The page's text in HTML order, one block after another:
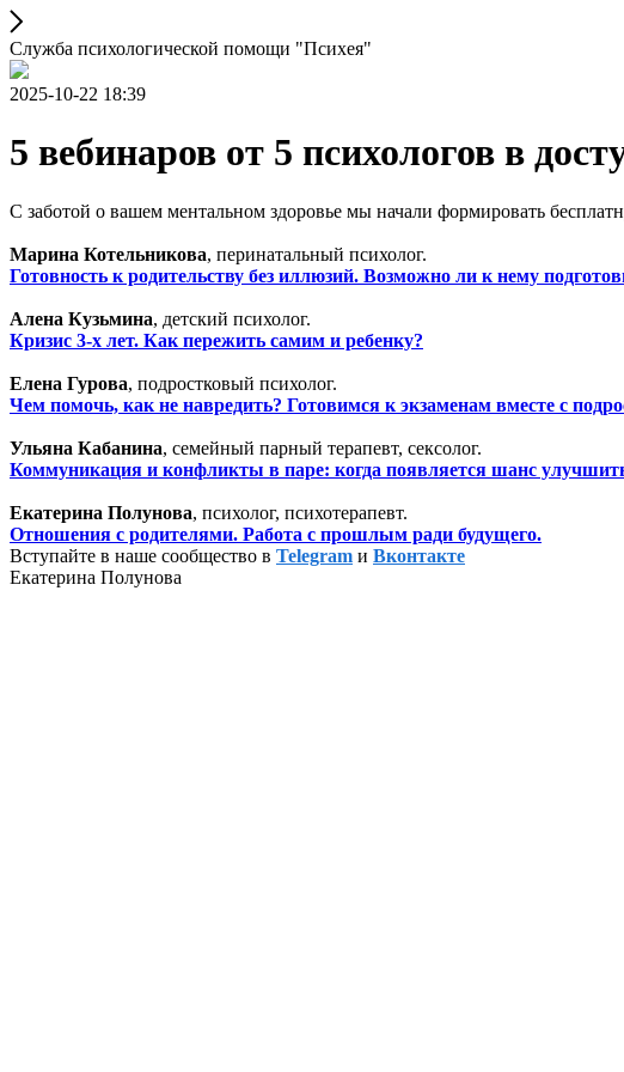
Служба психологической помощи "Психея"
2025-10-22 18:39
5 вебинаров от 5 психологов в
С заботой о вашем ментальном здоровье мы начали формировать
Марина Котельникова, перинатальный психолог.
Готовность к родительству без иллюзий. Возможно ли к нему
Алена Кузьмина, детский психолог.
Кризис 3-х лет. Как пережить самим и ребенку?
Елена Гурова, подростковый психолог.
Чем помочь, как не навредить? Готовимся к экзаменам вместе с
Ульяна Кабанина, семейный парный терапевт, сексолог.
Коммуникация и конфликты в паре: когда появляется шанс
Екатерина Полунова, психолог, психотерапевт.
Отношения с родителями. Работа с прошлым ради будущего.
Вступайте в наше сообщество в Telegram и Вконтакте
Екатерина Полунова